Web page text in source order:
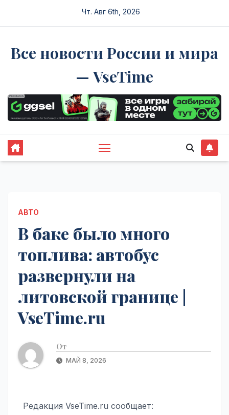
Чт. Авг 6th, 2026
Все новости России и мира
— VseTime
АВТО
В баке было много
топлива: автобус
развернули на
литовской границе |
VseTime.ru
От
МАЙ 8, 2026
Редакция VseTime.ru сообщает: